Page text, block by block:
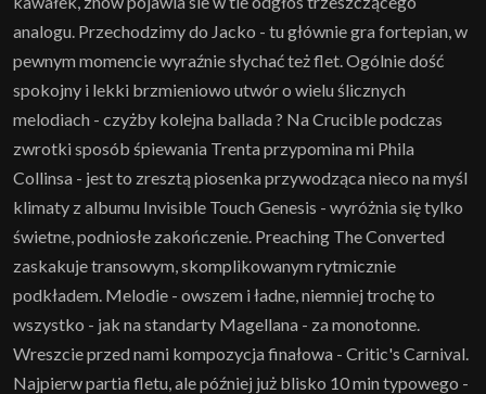
analogu. Przechodzimy do Jacko - tu głównie gra fortepian, w
pewnym momencie wyraźnie słychać też flet. Ogólnie dość
spokojny i lekki brzmieniowo utwór o wielu ślicznych
melodiach - czyżby kolejna ballada ? Na Crucible podczas
zwrotki sposób śpiewania Trenta przypomina mi Phila
Collinsa - jest to zresztą piosenka przywodząca nieco na myśl
klimaty z albumu Invisible Touch Genesis - wyróżnia się tylko
świetne, podniosłe zakończenie. Preaching The Converted
zaskakuje transowym, skomplikowanym rytmicznie
podkładem. Melodie - owszem i ładne, niemniej trochę to
wszystko - jak na standarty Magellana - za monotonne.
Wreszcie przed nami kompozycja finałowa - Critic's Carnival.
Najpierw partia fletu, ale później już blisko 10 min typowego -